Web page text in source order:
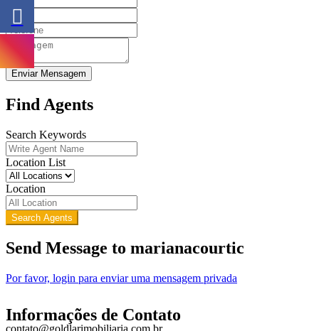
Enviar Mensagem
Find Agents
Search Keywords
Location List
Location
Search Agents
Send Message to marianacourtic
Por favor, login para enviar uma mensagem privada
Informações de Contato